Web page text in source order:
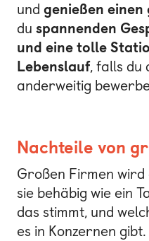
und genießen einen
du spannenden
und eine tolle
Lebenslauf, falls du
anderweitig
Nachteile von
Großen Firmen wird
sie behäbig wie ein
das stimmt, und
es in Konzernen gibt.